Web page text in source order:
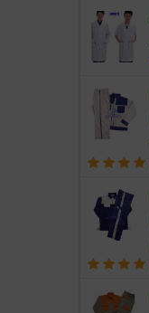
out of 5
out of 5
out of 5